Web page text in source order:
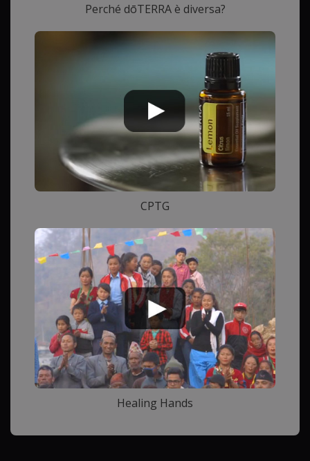
Perché dōTERRA è diversa?
CPTG
Healing Hands